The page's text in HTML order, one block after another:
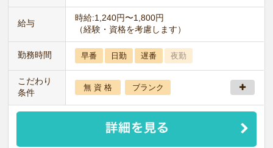
給与
時給:1,240円〜1,800円
（経験・資格を考慮します）
勤務時間 早番 日勤 遅番 夜勤
こだわり
条件
無 資 格 ブランク